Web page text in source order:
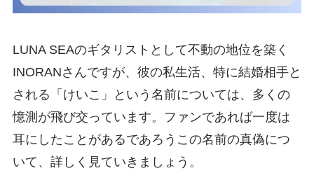
LUNA SEAのギタリストとして不動の地位を築く
INORANさんですが、彼の私生活、特に結婚相手と
される「けいこ」という名前については、多くの
憶測が飛び交っています。ファンであれば一度は
耳にしたことがあるであろうこの名前の真偽につ
いて、詳しく見ていきましょう。